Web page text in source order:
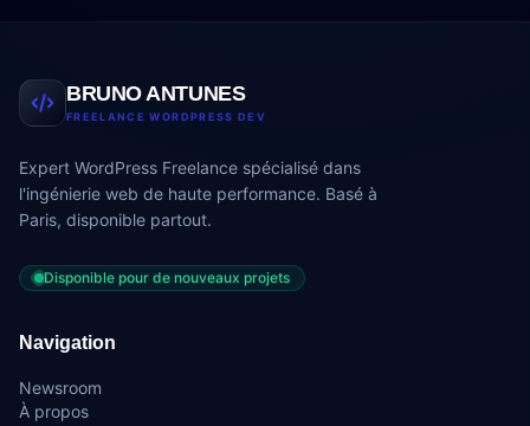
BRUNO ANTUNES
FREELANCE WORDPRESS DEV
Expert WordPress Freelance spécialisé dans
l'ingénierie web de haute performance. Basé à
Paris, disponible partout.
Disponible pour de nouveaux projets
Navigation
Newsroom
À propos